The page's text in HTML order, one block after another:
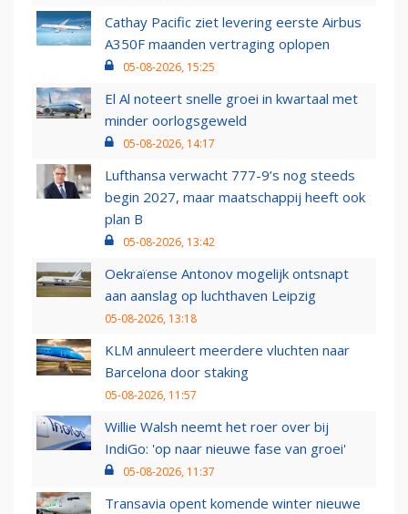
Cathay Pacific ziet levering eerste Airbus
A350F maanden vertraging oplopen
05-08-2026, 15:25
El Al noteert snelle groei in kwartaal met
minder oorlogsgeweld
05-08-2026, 14:17
Lufthansa verwacht 777-9’s nog steeds
begin 2027, maar maatschappij heeft ook
plan B
05-08-2026, 13:42
Oekraïense Antonov mogelijk ontsnapt
aan aanslag op luchthaven Leipzig
05-08-2026, 13:18
KLM annuleert meerdere vluchten naar
Barcelona door staking
05-08-2026, 11:57
Willie Walsh neemt het roer over bij
IndiGo: 'op naar nieuwe fase van groei'
05-08-2026, 11:37
Transavia opent komende winter nieuwe